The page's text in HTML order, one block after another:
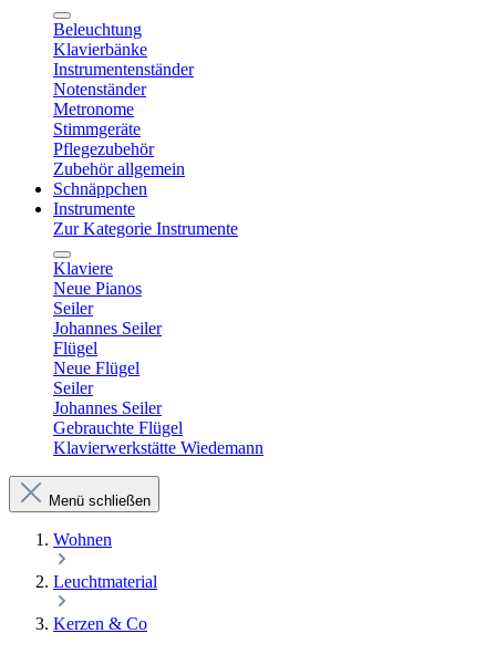
Beleuchtung
Klavierbänke
Instrumentenständer
Notenständer
Metronome
Stimmgeräte
Pflegezubehör
Zubehör allgemein
Schnäppchen
Instrumente
Zur Kategorie Instrumente
Klaviere
Neue Pianos
Seiler
Johannes Seiler
Flügel
Neue Flügel
Seiler
Johannes Seiler
Gebrauchte Flügel
Klavierwerkstätte Wiedemann
Menü schließen
Wohnen
Leuchtmaterial
Kerzen & Co